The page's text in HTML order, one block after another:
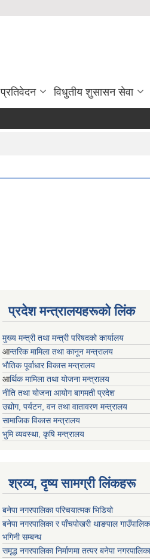
प्रतिवेदन विधुतीय शुसासन सेवा
प्रदेश मन्त्रालयहरूको लिंक
मुख्य मन्त्री तथा मन्त्री परिषदको कार्यालय
आन्तरिक मामिला तथा कानून मन्त्रालय
भाैतिक पूर्वाधार विकास मन्त्रालय
आर्थिक मामिला तथा योजना मन्त्रालय
नीति तथा योजना आयोग बागमती प्रदेश
उद्योग, पर्यटन, वन तथा वातावरण मन्त्रालय
सामाजिक विकास मन्त्रालय
भुमि व्यवस्था, कृषि मन्त्रालय
श्रव्य, दृष्य सामग्री लिंकहरू
बनेपा नगरपालिका परिचयात्मक भिडियो
बनेपा नगरपालिका र पाँचपोखरी थाङपाल
भगिनी सम्बन्ध
समृद्ध नगरपालिका निर्माणमा तत्पर बनेपा नगरपालिका